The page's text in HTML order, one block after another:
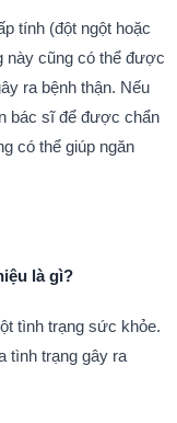
tính (đột ngột hoặc
này cũng có thể được
ra bệnh thận. Nếu
bác sĩ để được chẩn
có thể giúp ngăn
là gì?
tình trạng sức khỏe.
tình trạng gây ra